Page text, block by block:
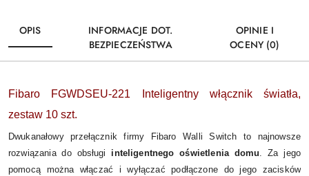
OPIS
INFORMACJE DOT.
BEZPIECZEŃSTWA
OPINIE I
OCENY (0)
Fibaro FGWDSEU-221 Inteligentny włącznik światła,
zestaw 10 szt.
Dwukanałowy przełącznik firmy Fibaro Walli Switch to najnowsze
rozwiązania do obsługi inteligentnego oświetlenia domu. Za jego
pomocą można włączać i wyłączać podłączone do jego zacisków